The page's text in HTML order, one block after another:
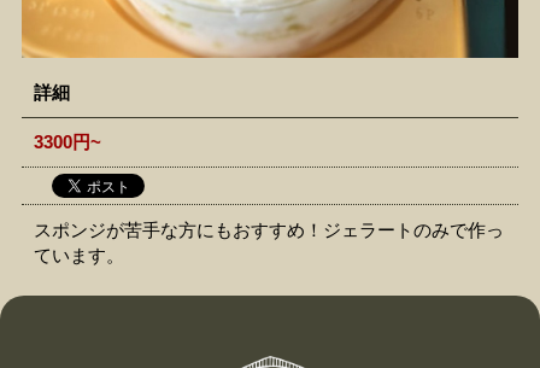
詳細
3300円~
スポンジが苦手な方にもおすすめ！ジェラートのみで作っ
ています。